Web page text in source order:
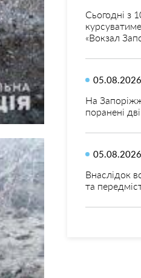
Сьогодні з
«Вокзал
На
поранені
Внаслідок
та